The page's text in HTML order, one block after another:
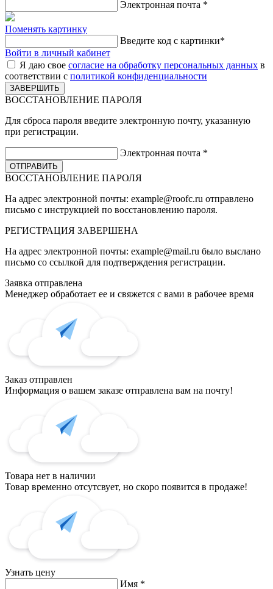
Электронная почта *
Поменять картинку
Введите код с картинки*
Войти в личный кабинет
Я даю свое согласие на обработку персональных данных в
соответствии с политикой конфиденциальности
ВОССТАНОВЛЕНИЕ ПАРОЛЯ
Для сброса пароля введите электронную почту, указанную
при регистрации.
Электронная почта *
ВОССТАНОВЛЕНИЕ ПАРОЛЯ
На адрес электронной почты: example@roofc.ru отправлено
письмо с инструкцией по восстановлению пароля.
РЕГИСТРАЦИЯ ЗАВЕРШЕНА
На адрес электронной почты: example@mail.ru было выслано
письмо со ссылкой для подтверждения регистрации.
Заявка отправлена
Менеджер обработает ее и свяжется с вами в рабочее время
Заказ отправлен
Информация о вашем заказе отправлена вам на почту!
Товара нет в наличии
Товар временно отсутсвует, но скоро появится в продаже!
Узнать цену
Имя *